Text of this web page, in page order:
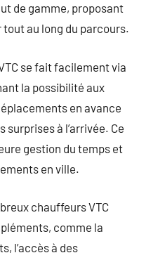
de gamme, proposant
au long du parcours.
se fait facilement via
la possibilité aux
en avance
à l’arrivée. Ce
gestion du temps et
en ville.
chauffeurs VTC
comme la
l’accès à des